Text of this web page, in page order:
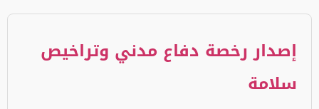
إصدار رخصة دفاع مدني وتراخيص
سلامة